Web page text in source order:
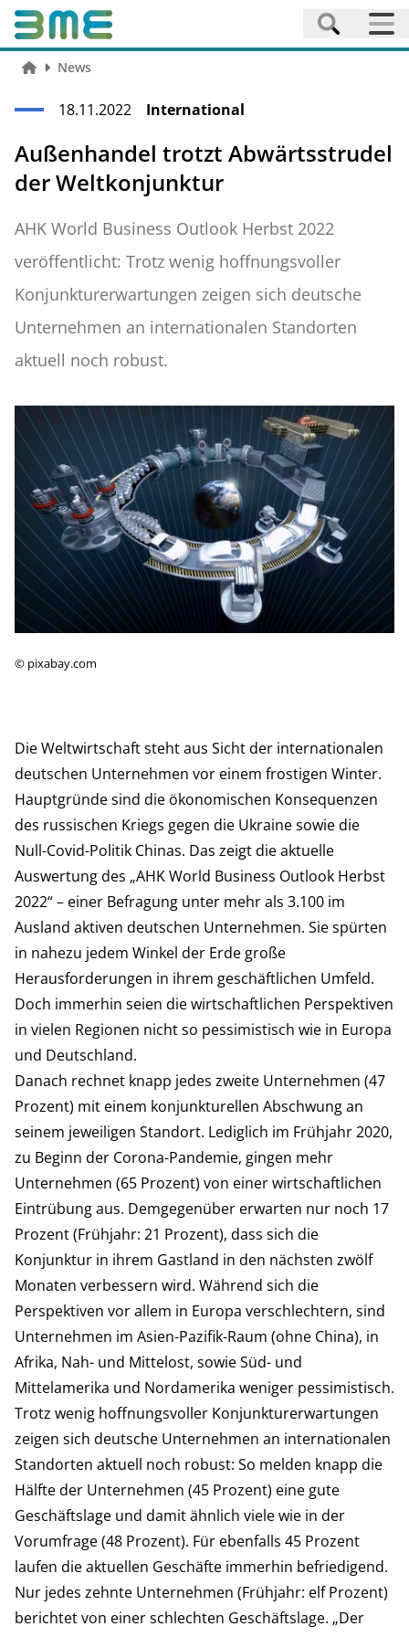
News
18.11.2022 International
Außenhandel trotzt Abwärtsstrudel
der Weltkonjunktur
AHK World Business Outlook Herbst 2022
veröffentlicht: Trotz wenig hoffnungsvoller
Konjunkturerwartungen zeigen sich deutsche
Unternehmen an internationalen Standorten
aktuell noch robust.
© pixabay.com
Die Weltwirtschaft steht aus Sicht der internationalen
deutschen Unternehmen vor einem frostigen Winter.
Hauptgründe sind die ökonomischen Konsequenzen
des russischen Kriegs gegen die Ukraine sowie die
Null-Covid-Politik Chinas. Das zeigt die aktuelle
Auswertung des „AHK World Business Outlook Herbst
2022“ – einer Befragung unter mehr als 3.100 im
Ausland aktiven deutschen Unternehmen. Sie spürten
in nahezu jedem Winkel der Erde große
Herausforderungen in ihrem geschäftlichen Umfeld.
Doch immerhin seien die wirtschaftlichen Perspektiven
in vielen Regionen nicht so pessimistisch wie in Europa
und Deutschland.
Danach rechnet knapp jedes zweite Unternehmen (47
Prozent) mit einem konjunkturellen Abschwung an
seinem jeweiligen Standort. Lediglich im Frühjahr 2020,
zu Beginn der Corona-Pandemie, gingen mehr
Unternehmen (65 Prozent) von einer wirtschaftlichen
Eintrübung aus. Demgegenüber erwarten nur noch 17
Prozent (Frühjahr: 21 Prozent), dass sich die
Konjunktur in ihrem Gastland in den nächsten zwölf
Monaten verbessern wird. Während sich die
Perspektiven vor allem in Europa verschlechtern, sind
Unternehmen im Asien-Pazifik-Raum (ohne China), in
Afrika, Nah- und Mittelost, sowie Süd- und
Mittelamerika und Nordamerika weniger pessimistisch.
Trotz wenig hoffnungsvoller Konjunkturerwartungen
zeigen sich deutsche Unternehmen an internationalen
Standorten aktuell noch robust: So melden knapp die
Hälfte der Unternehmen (45 Prozent) eine gute
Geschäftslage und damit ähnlich viele wie in der
Vorumfrage (48 Prozent). Für ebenfalls 45 Prozent
laufen die aktuellen Geschäfte immerhin befriedigend.
Nur jedes zehnte Unternehmen (Frühjahr: elf Prozent)
berichtet von einer schlechten Geschäftslage. „Der